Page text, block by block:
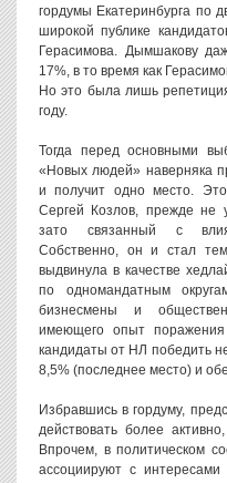
гордумы Екатеринбурга по
широкой публике
Герасимова. Дымшакову
17%, в то время как
Но это была лишь
году.
Тогда перед основными
«Новых людей» наверняка
и получит одно место.
Сергей Козлов, прежде не
зато связанный с
Собственно, он и стал
выдвинула в качестве
по одномандатным
бизнесмены и
имеющего опыт
кандидаты от НЛ победить
8,5% (последнее место) и
Избравшись в гордуму,
действовать более
Впрочем, в политическом
ассоциируют с